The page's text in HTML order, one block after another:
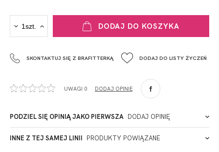
Fashiontex Group Sp.z o.o. Spółka komandytowa
+48 42 719 43 15
90-057
Polska
ADRES PUNKTU KONTAKTOWEGO
DODAJ DO KOSZYKA
SKONTAKTUJ SIĘ Z BRAFITTERKĄ DODAJ DO LISTY ŻYCZEŃ
UWAGI 0 DODAJ OPINIĘ
PODZIEL SIĘ OPINIĄ JAKO PIERWSZA DODAJ OPINIĘ
Miałeś już kontakt z naszym produktem? Zostaw opinię
INNE Z TEJ SAMEJ LINII PRODUKTY POWIĄZANE